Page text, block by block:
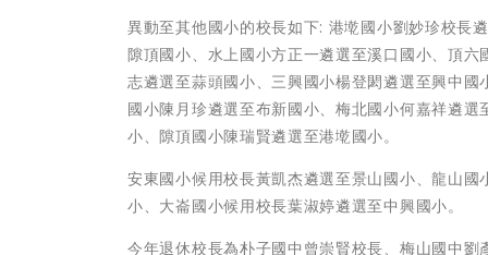
異動至其他國小的校長如下: 港墘國小劉妙珍校長
隙頂國小、水上國小方正一遴選至溪口國小、頂
志遴選至蒜頭國小、三興國小楊登閎遴選至興中
國小陳月珍遴選至布新國小、梅北國小何嘉祥遴
小、隙頂國小陳瑞賢遴選至港墘國小。
安東國小候用校長黃凱杰遴選至景山國小、龍山
小、大崙國小候用校長葉淑婷遴選至中興國小。
今年退休校長為朴子國中曾崇賢校長、梅山國中